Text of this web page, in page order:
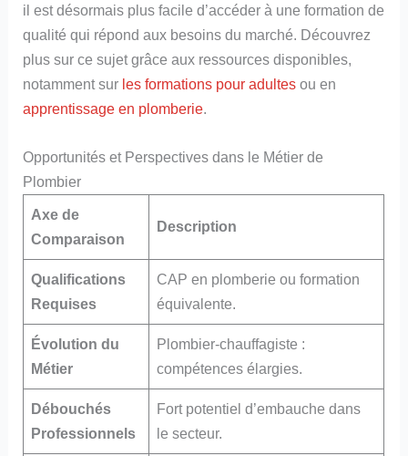
il est désormais plus facile d’accéder à une formation de
qualité qui répond aux besoins du marché. Découvrez
plus sur ce sujet grâce aux ressources disponibles,
notamment sur les formations pour adultes ou en
apprentissage en plomberie
Opportunités et Perspectives dans le Métier de
Plombier
Axe de
Comparaison
Description
Qualifications
Requises
CAP en plomberie ou formation
équivalente.
Évolution du
Métier
Plombier-chauffagiste :
compétences élargies.
Débouchés
Professionnels
Fort potentiel d’embauche dans
le secteur.